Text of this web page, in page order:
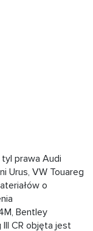
prawa Audi
Urus, VW Touareg
o
Bentley
III CR objęta jest